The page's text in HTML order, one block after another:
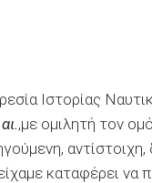
Ιστορίας
,με ομιλητή τον
αντίστοιχη,
καταφέρει να